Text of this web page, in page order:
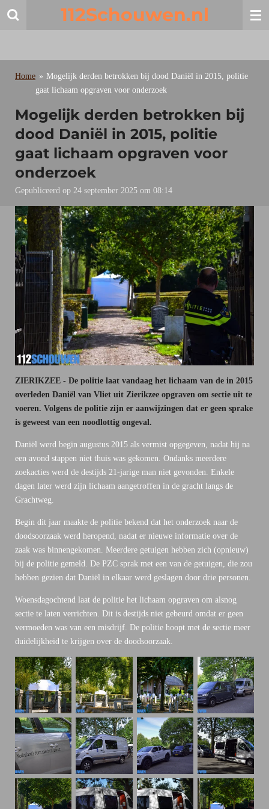
Ga
112Schouwen.nl
Home » Mogelijk derden betrokken bij dood Daniël in 2015, politie
gaat lichaam opgraven voor onderzoek
Mogelijk derden betrokken bij
dood Daniël in 2015, politie
gaat lichaam opgraven voor
onderzoek
Gepubliceerd op 24 september 2025 om 08:14
ZIERIKZEE - De politie laat vandaag het lichaam van de in 2015
overleden Daniël van Vliet uit Zierikzee opgraven om sectie uit te
voeren. Volgens de politie zijn er aanwijzingen dat er geen sprake
is geweest van een noodlottig ongeval.
Daniël werd begin augustus 2015 als vermist opgegeven, nadat hij na
een avond stappen niet thuis was gekomen. Ondanks meerdere
zoekacties werd de destijds 21-jarige man niet gevonden. Enkele
dagen later werd zijn lichaam aangetroffen in de gracht langs de
Grachtweg.
Begin dit jaar maakte de politie bekend dat het onderzoek naar de
doodsoorzaak werd heropend, nadat er nieuwe informatie over de
zaak was binnengekomen. Meerdere getuigen hebben zich (opnieuw)
bij de politie gemeld. De PZC sprak met een van de getuigen, die zou
hebben gezien dat Daniël in elkaar werd geslagen door drie personen.
Woensdagochtend laat de politie het lichaam opgraven om alsnog
sectie te laten verrichten. Dit is destijds niet gebeurd omdat er geen
vermoeden was van een misdrijf. De politie hoopt met de sectie meer
duidelijkheid te krijgen over de doodsoorzaak.